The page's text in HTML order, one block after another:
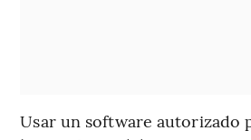
Usar un software autorizado